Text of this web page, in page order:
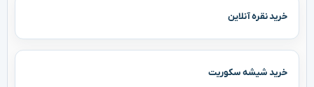
خرید نقره آنلاین
خرید شیشه سکوریت